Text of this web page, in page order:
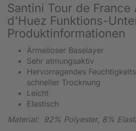
Santini Tour de France
d'Huez Funktions-
Produktinformationen
Ärmelloser Baselayer
Sehr atmungsaktiv
Hervorragendes
schneller Trocknung
Leicht
Elastisch
Material: 92% Polyester, 8%